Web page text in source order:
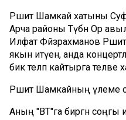
Рәшит Шамкай хатыны
Арча районы Түбән Ор
Илфат Фәйзрахманов
якын итүен, анда
бик теләп кайтырга теләве
Рәшит Шамкайның үлеме
Аның "ВТ"га биргән соңгы